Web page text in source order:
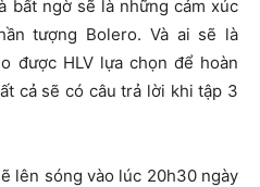
bất ngờ sẽ là những cảm xúc
tượng Bolero. Và ai sẽ là
được HLV lựa chọn để hoàn
cả sẽ có câu trả lời khi tập 3
lên sóng vào lúc 20h30 ngày